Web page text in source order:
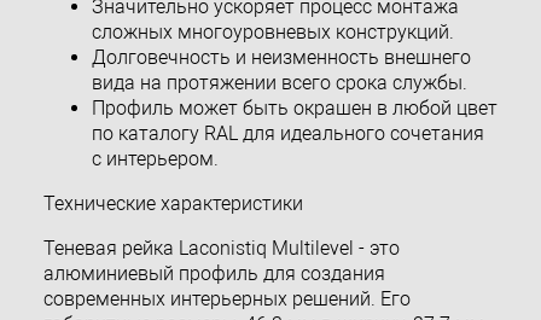
Значительно ускоряет процесс монтажа
сложных многоуровневых конструкций.
Долговечность и неизменность внешнего
вида на протяжении всего срока службы.
Профиль может быть окрашен в любой цвет
по каталогу RAL для идеального сочетания
с интерьером.
Технические характеристики
Теневая рейка Laconistiq Multilevel - это
алюминиевый профиль для создания
современных интерьерных решений. Его